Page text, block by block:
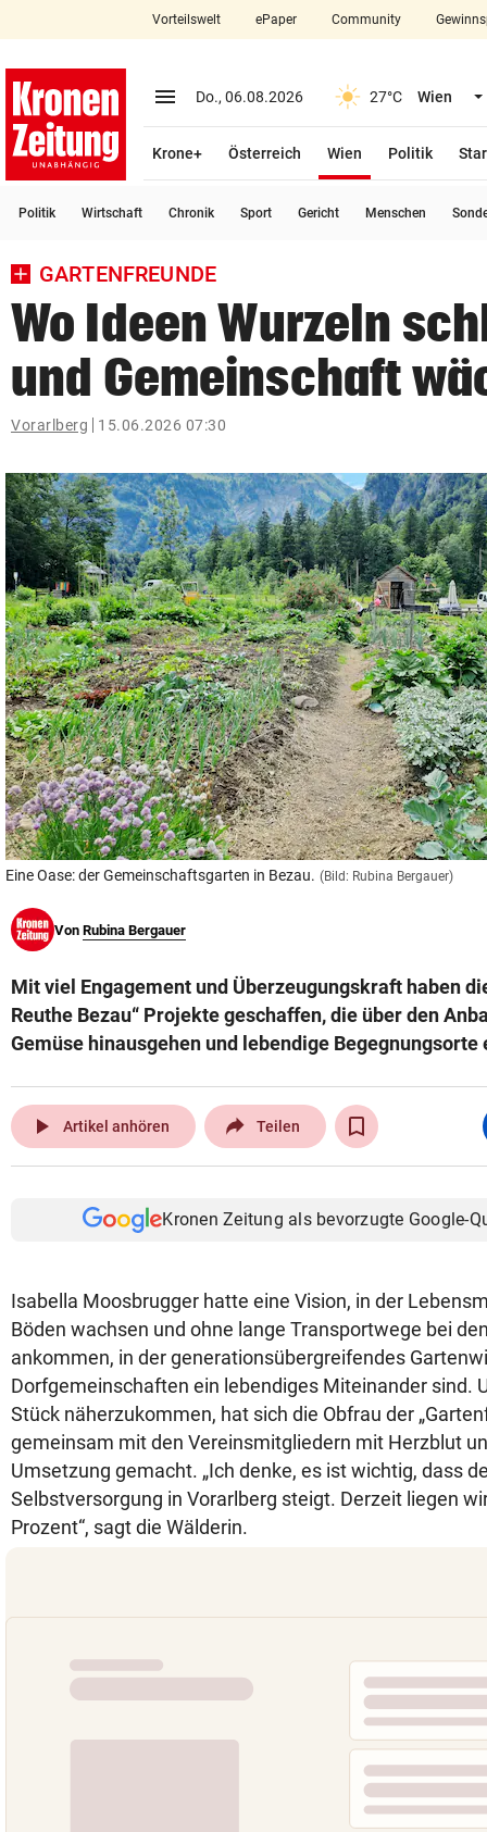
closeSchließen
account_circle Anmelden
arrow_right
bookmark
search
Suchbegriff
eingeben
© Krone Multimedia GmbH & Co KG 2026
Muthgasse 2, 1190 Wien
Vorteilswelt ePaper Community
menu Menü aufklappen
Do., 06.08.2026 27°C Wien
Krone+ Österreich Wien
Politik
Politik Wirtschaft Chronik Sport Gericht Menschen
GARTENFREUNDE
Wo Ideen Wurzeln
und Gemeinschaft
Vorarlberg 15.06.2026 07:30
Eine Oase: der Gemeinschaftsgarten in Bezau. (Bild: Rubina Bergauer)
Von Rubina Bergauer
Mit viel Engagement und Überzeugungskraft haben
Reuthe Bezau“ Projekte geschaffen, die über den
Gemüse hinausgehen und lebendige Begegnungsorte
play_arrow Artikel anhören Teilen
Kronen Zeitung als bevorzugte Google-
Isabella Moosbrugger hatte eine Vision, in der
Böden wachsen und ohne lange Transportwege bei
ankommen, in der generationsübergreifendes
Dorfgemeinschaften ein lebendiges Miteinander sind.
Stück näherzukommen, hat sich die Obfrau der
gemeinsam mit den Vereinsmitgliedern mit Herzblut
Umsetzung gemacht. „Ich denke, es ist wichtig, dass
Selbstversorgung in Vorarlberg steigt. Derzeit liegen
Prozent“, sagt die Wälderin.